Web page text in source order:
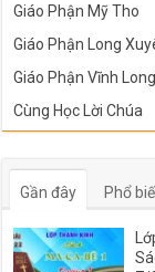
Giáo Phận Mỹ Tho
Giáo Phận Long
Giáo Phận Vĩnh Long
Cùng Học Lời Chúa
Gần đây Phổ